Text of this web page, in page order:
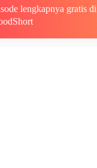
lengkapnya gratis di